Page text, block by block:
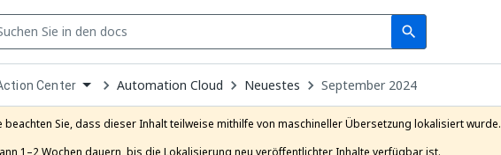
search
Search
Center Automation Cloud Neuestes September 2024
beachten Sie, dass dieser Inhalt teilweise mithilfe von maschineller Übersetzung lokalisiert wurde.